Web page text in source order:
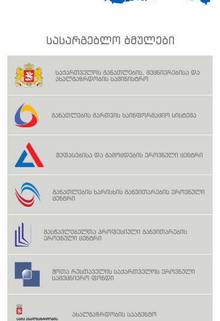
სასარგებლო ბმულები
საქართველოს განათლების, მეცნიერებისა და
ახალგაზრდობის სამინისტრო
განათლების მართვის საინფორმაციო სისტემა
შეფასებისა და გამოცდების ეროვნული ცენტრი
განათლების ხარისხის განვითარების ეროვნული
ცენტრი
მასწავლებელთა პროფესიული განვითარების
ეროვნული ცენტრი
შოთა რუსთაველის საქართველოს ეროვნული
სამეცნიერო ფონდი
ახალგაზრდობის სააგენტო